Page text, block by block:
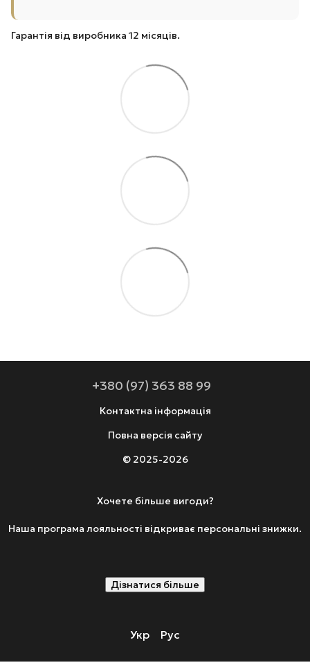
Гарантія від виробника 12 місяців.
+380 (97) 363 88 99
Контактна інформація
Повна версія сайту
© 2025-2026
Хочете більше вигоди?
Наша програма лояльності відкриває персональні знижки.
Дізнатися більше
Укр Рус